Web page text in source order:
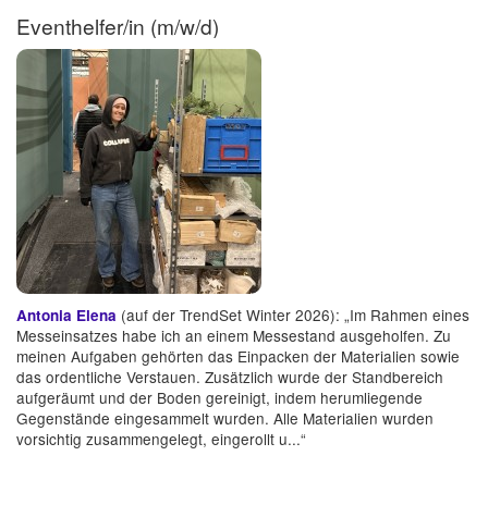
Eventhelfer/in (m/w/d)
Antonia Elena (auf der TrendSet Winter 2026): „Im Rahmen eines
Messeinsatzes habe ich an einem Messestand ausgeholfen. Zu
meinen Aufgaben gehörten das Einpacken der Materialien sowie
das ordentliche Verstauen. Zusätzlich wurde der Standbereich
aufgeräumt und der Boden gereinigt, indem herumliegende
Gegenstände eingesammelt wurden. Alle Materialien wurden
vorsichtig zusammengelegt, eingerollt u...“